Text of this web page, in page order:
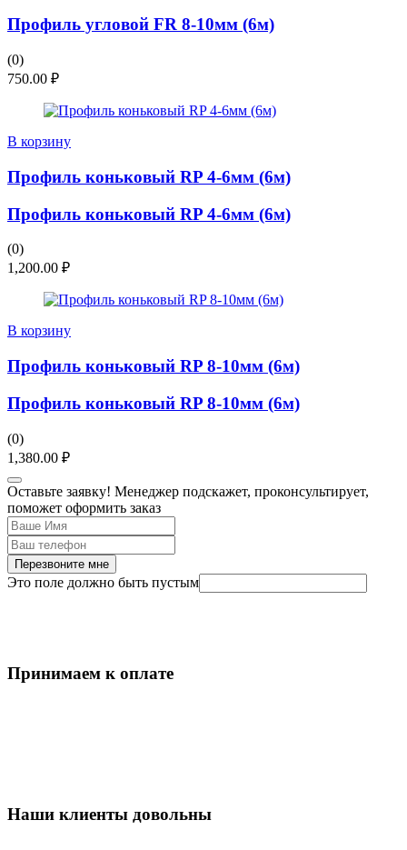
Профиль угловой FR 8-10мм (6м)
(0)
750.00 ₽
В корзину
Профиль коньковый RP 4-6мм (6м)
Профиль коньковый RP 4-6мм (6м)
(0)
1,200.00 ₽
В корзину
Профиль коньковый RP 8-10мм (6м)
Профиль коньковый RP 8-10мм (6м)
(0)
1,380.00 ₽
Оставьте заявку! Менеджер подскажет, проконсультирует,
поможет оформить заказ
Перезвоните мне
Это поле должно быть пустым
Принимаем к оплате
Наши клиенты довольны